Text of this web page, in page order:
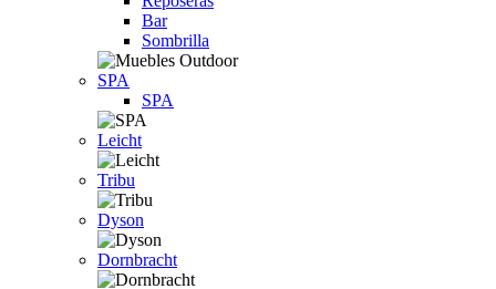
Bar
Sombrilla
SPA
SPA
Leicht
Tribu
Dyson
Dornbracht